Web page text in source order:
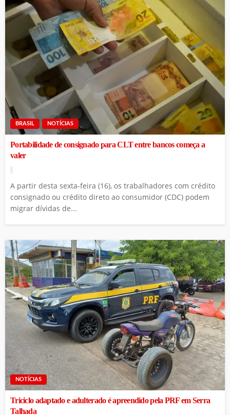
BRASIL NOTÍCIAS
Portabilidade de consignado para CLT entre bancos começa a
valer
A partir desta sexta-feira (16), os trabalhadores com crédito
consignado ou crédito direto ao consumidor (CDC) podem
migrar dívidas de...
NOTÍCIAS
Triciclo adaptado e adulterado é apreendido pela PRF em Serra
Talhada